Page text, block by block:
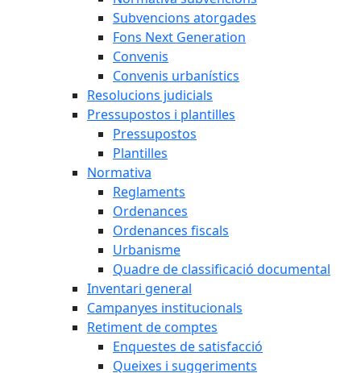
Subvencions atorgades
Fons Next Generation
Convenis
Convenis urbanístics
Resolucions judicials
Pressupostos i plantilles
Pressupostos
Plantilles
Normativa
Reglaments
Ordenances
Ordenances fiscals
Urbanisme
Quadre de classificació documental
Inventari general
Campanyes institucionals
Retiment de comptes
Enquestes de satisfacció
Queixes i suggeriments